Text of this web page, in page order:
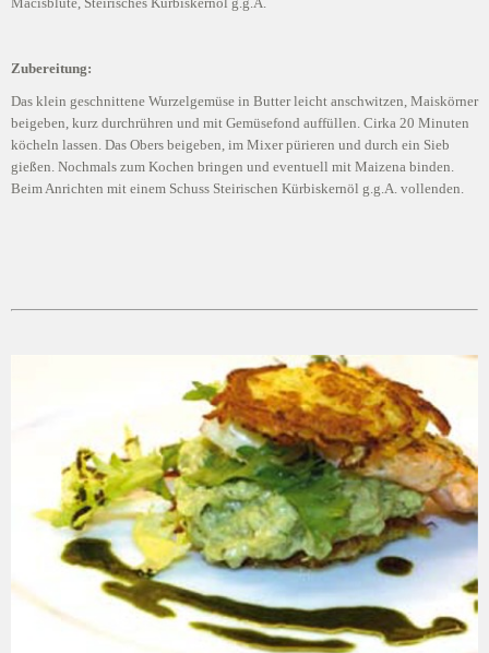
Zubereitung:
Das klein geschnittene Wurzelgemüse in Butter leicht anschwitzen, Maiskörner
beigeben, kurz durchrühren und mit Gemüsefond auffüllen. Cirka 20 Minuten
köcheln lassen. Das Obers beigeben, im Mixer pürieren und durch ein Sieb
gießen. Nochmals zum Kochen bringen und eventuell mit Maizena binden.
Beim Anrichten mit einem Schuss Steirischen Kürbiskernöl g.g.A. vollenden.